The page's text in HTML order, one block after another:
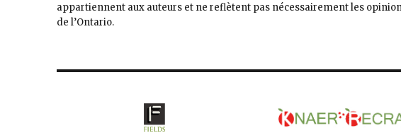
appartiennent aux auteurs et ne reflètent pas nécessairement les
de l’Ontario.